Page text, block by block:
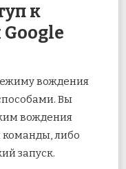
к
вождения
Вы
вождения
либо
запуск.